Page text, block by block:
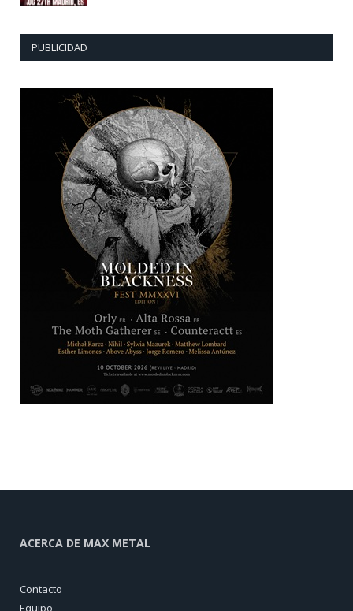
PUBLICIDAD
ACERCA DE MAX METAL
Contacto
Equipo